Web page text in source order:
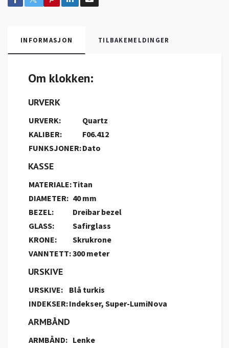
INFORMASJON TILBAKEMELDINGER
Om klokken:
URVERK
URVERK:
Quartz
KALIBER:
F06.412
FUNKSJONER:Dato
KASSE
MATERIALE:Titan
DIAMETER: 40 mm
BEZEL:
Dreibar bezel
GLASS:
Safirglass
KRONE:
Skrukrone
VANNTETT:300 meter
URSKIVE
URSKIVE:
Blå turkis
INDEKSER:Indekser, Super-LumiNova
ARMBÅND
ARMBÅND: Lenke